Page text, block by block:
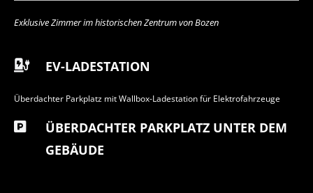
Exklusive Zimmer im historischen Zentrum von Bozen
EV-LADESTATION
Überdachter Parkplatz mit Wallbox-Ladestation für Elektrofahrzeuge
ÜBERDACHTER PARKPLATZ UNTER DEM
GEBÄUDE